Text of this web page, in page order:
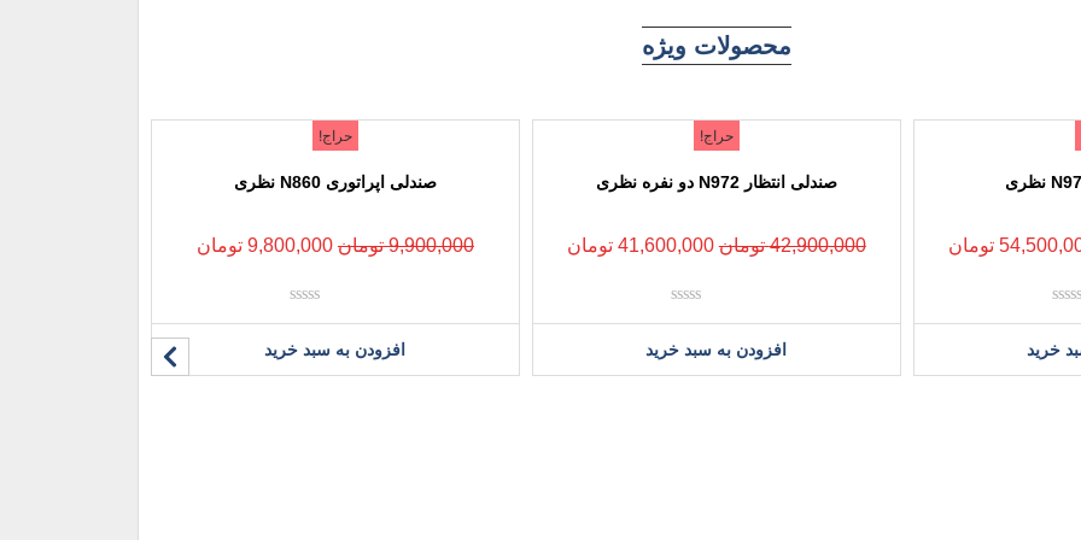
محصولات ویژه
تومان
خرید
از
حراج!
صندلی انتظار N972 دو نفره نظری
42,900,000 تومان 41,600,000 تومان
افزودن به سبد خرید
از
حراج!
صندلی اپراتوری N860 نظری
9,900,000 تومان 9,800,000 تومان
افزودن به سبد خرید
از